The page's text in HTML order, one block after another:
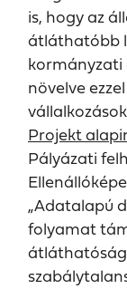
is, hogy az
átláthatóbb
növelve
Projekt
Pályázati
„Adatalapú
folyamat